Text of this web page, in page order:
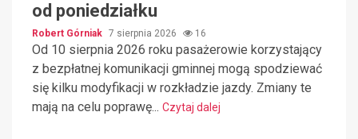
od poniedziałku
Robert Górniak 7 sierpnia 2026 16
Od 10 sierpnia 2026 roku pasażerowie korzystający
z bezpłatnej komunikacji gminnej mogą spodziewać
się kilku modyfikacji w rozkładzie jazdy. Zmiany te
mają na celu poprawę... Czytaj dalej